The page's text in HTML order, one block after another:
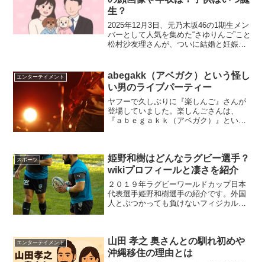
生？
2025年12月3日、元乃木坂46の1期生メン
バーとして人気を集めた“さゆりんご”こと
松村沙友理さんが、ついに結婚と妊娠を
た幸せそうな写真とともに、「このたび
結婚いたし...
エンターテイメント
abegakk（アベガク）という怪し
い男のライブパーティー
ヤフーで久しぶりに『楽しんご』さんが
登場していました。楽しんごさんは、
『ａｂｅｇａｋｋ（アベガク）』という
誰？(＠_＠;)って思ったので...
スポーツ
姫野和樹はどんなラグビー選手？
wikiプロフィールと凄さを紹介
２０１９年ラグビーワールドカップ日本
代表選手姫野和樹選手の紹介です。外国
人とぶつかっても負けないフィジカルで
ドリンク姫野和樹のwik...
エンターテイメント
山田 孝之 奥さんとの馴れ初めや
沖縄移住の理由とは